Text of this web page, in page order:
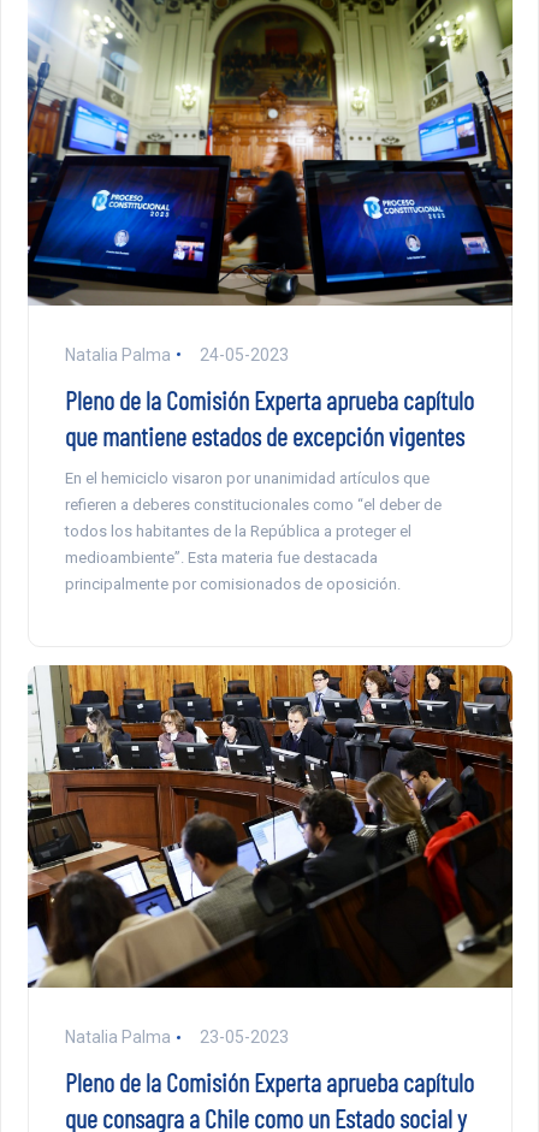
Natalia Palma 24-05-2023
Pleno de la Comisión Experta aprueba capítulo
que mantiene estados de excepción vigentes
En el hemiciclo visaron por unanimidad artículos que
refieren a deberes constitucionales como “el deber de
todos los habitantes de la República a proteger el
medioambiente”. Esta materia fue destacada
principalmente por comisionados de oposición.
Natalia Palma 23-05-2023
Pleno de la Comisión Experta aprueba capítulo
que consagra a Chile como un Estado social y